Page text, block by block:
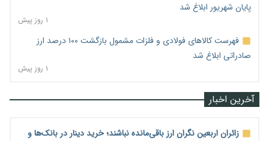
پایان شهریور ابلاغ شد
۱ روز پیش
فهرست کالاهای فولادی و فلزات مشمول بازگشت ۱۰۰ درصد ارز
صادراتی ابلاغ شد
۱ روز پیش
آخرین اخبار
زائران اربعین نگران ارز باقی‌مانده نباشند؛ خرید دینار در بانک‌ها و